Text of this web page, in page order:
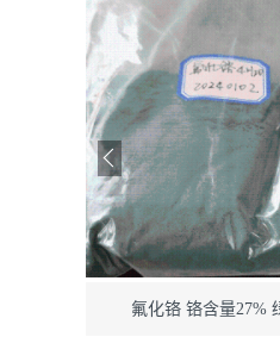
铬 铬含量27% 绿色粉末